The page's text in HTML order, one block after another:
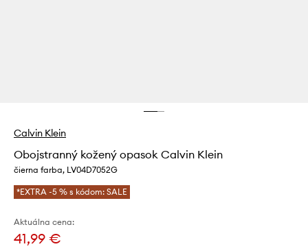
Calvin Klein
Obojstranný kožený opasok Calvin Klein
čierna farba, LV04D7052G
*EXTRA -5 % s kódom: SALE
Aktuálna cena:
41,99 €